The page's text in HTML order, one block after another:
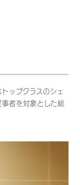
ップクラスのシェ
者を対象とした総